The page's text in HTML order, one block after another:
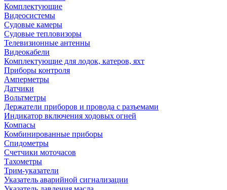
Комплектующие
Видеосистемы
Судовые камеры
Cудовые тепловизоры
Телевизионные антенны
Видеокабели
Комплектующие для лодок, катеров, яхт
Приборы контроля
Амперметры
Датчики
Вольтметры
Держатели приборов и провода с разъемами
Индикатор включения ходовых огней
Компасы
Комбинированные приборы
Спидометры
Счетчики моточасов
Тахометры
Трим-указатели
Указатель аварийной сигнализации